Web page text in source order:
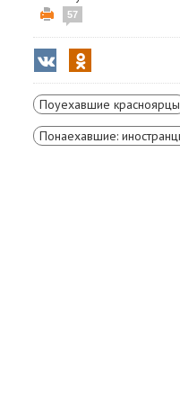
57
Поуехавшие красноярцы